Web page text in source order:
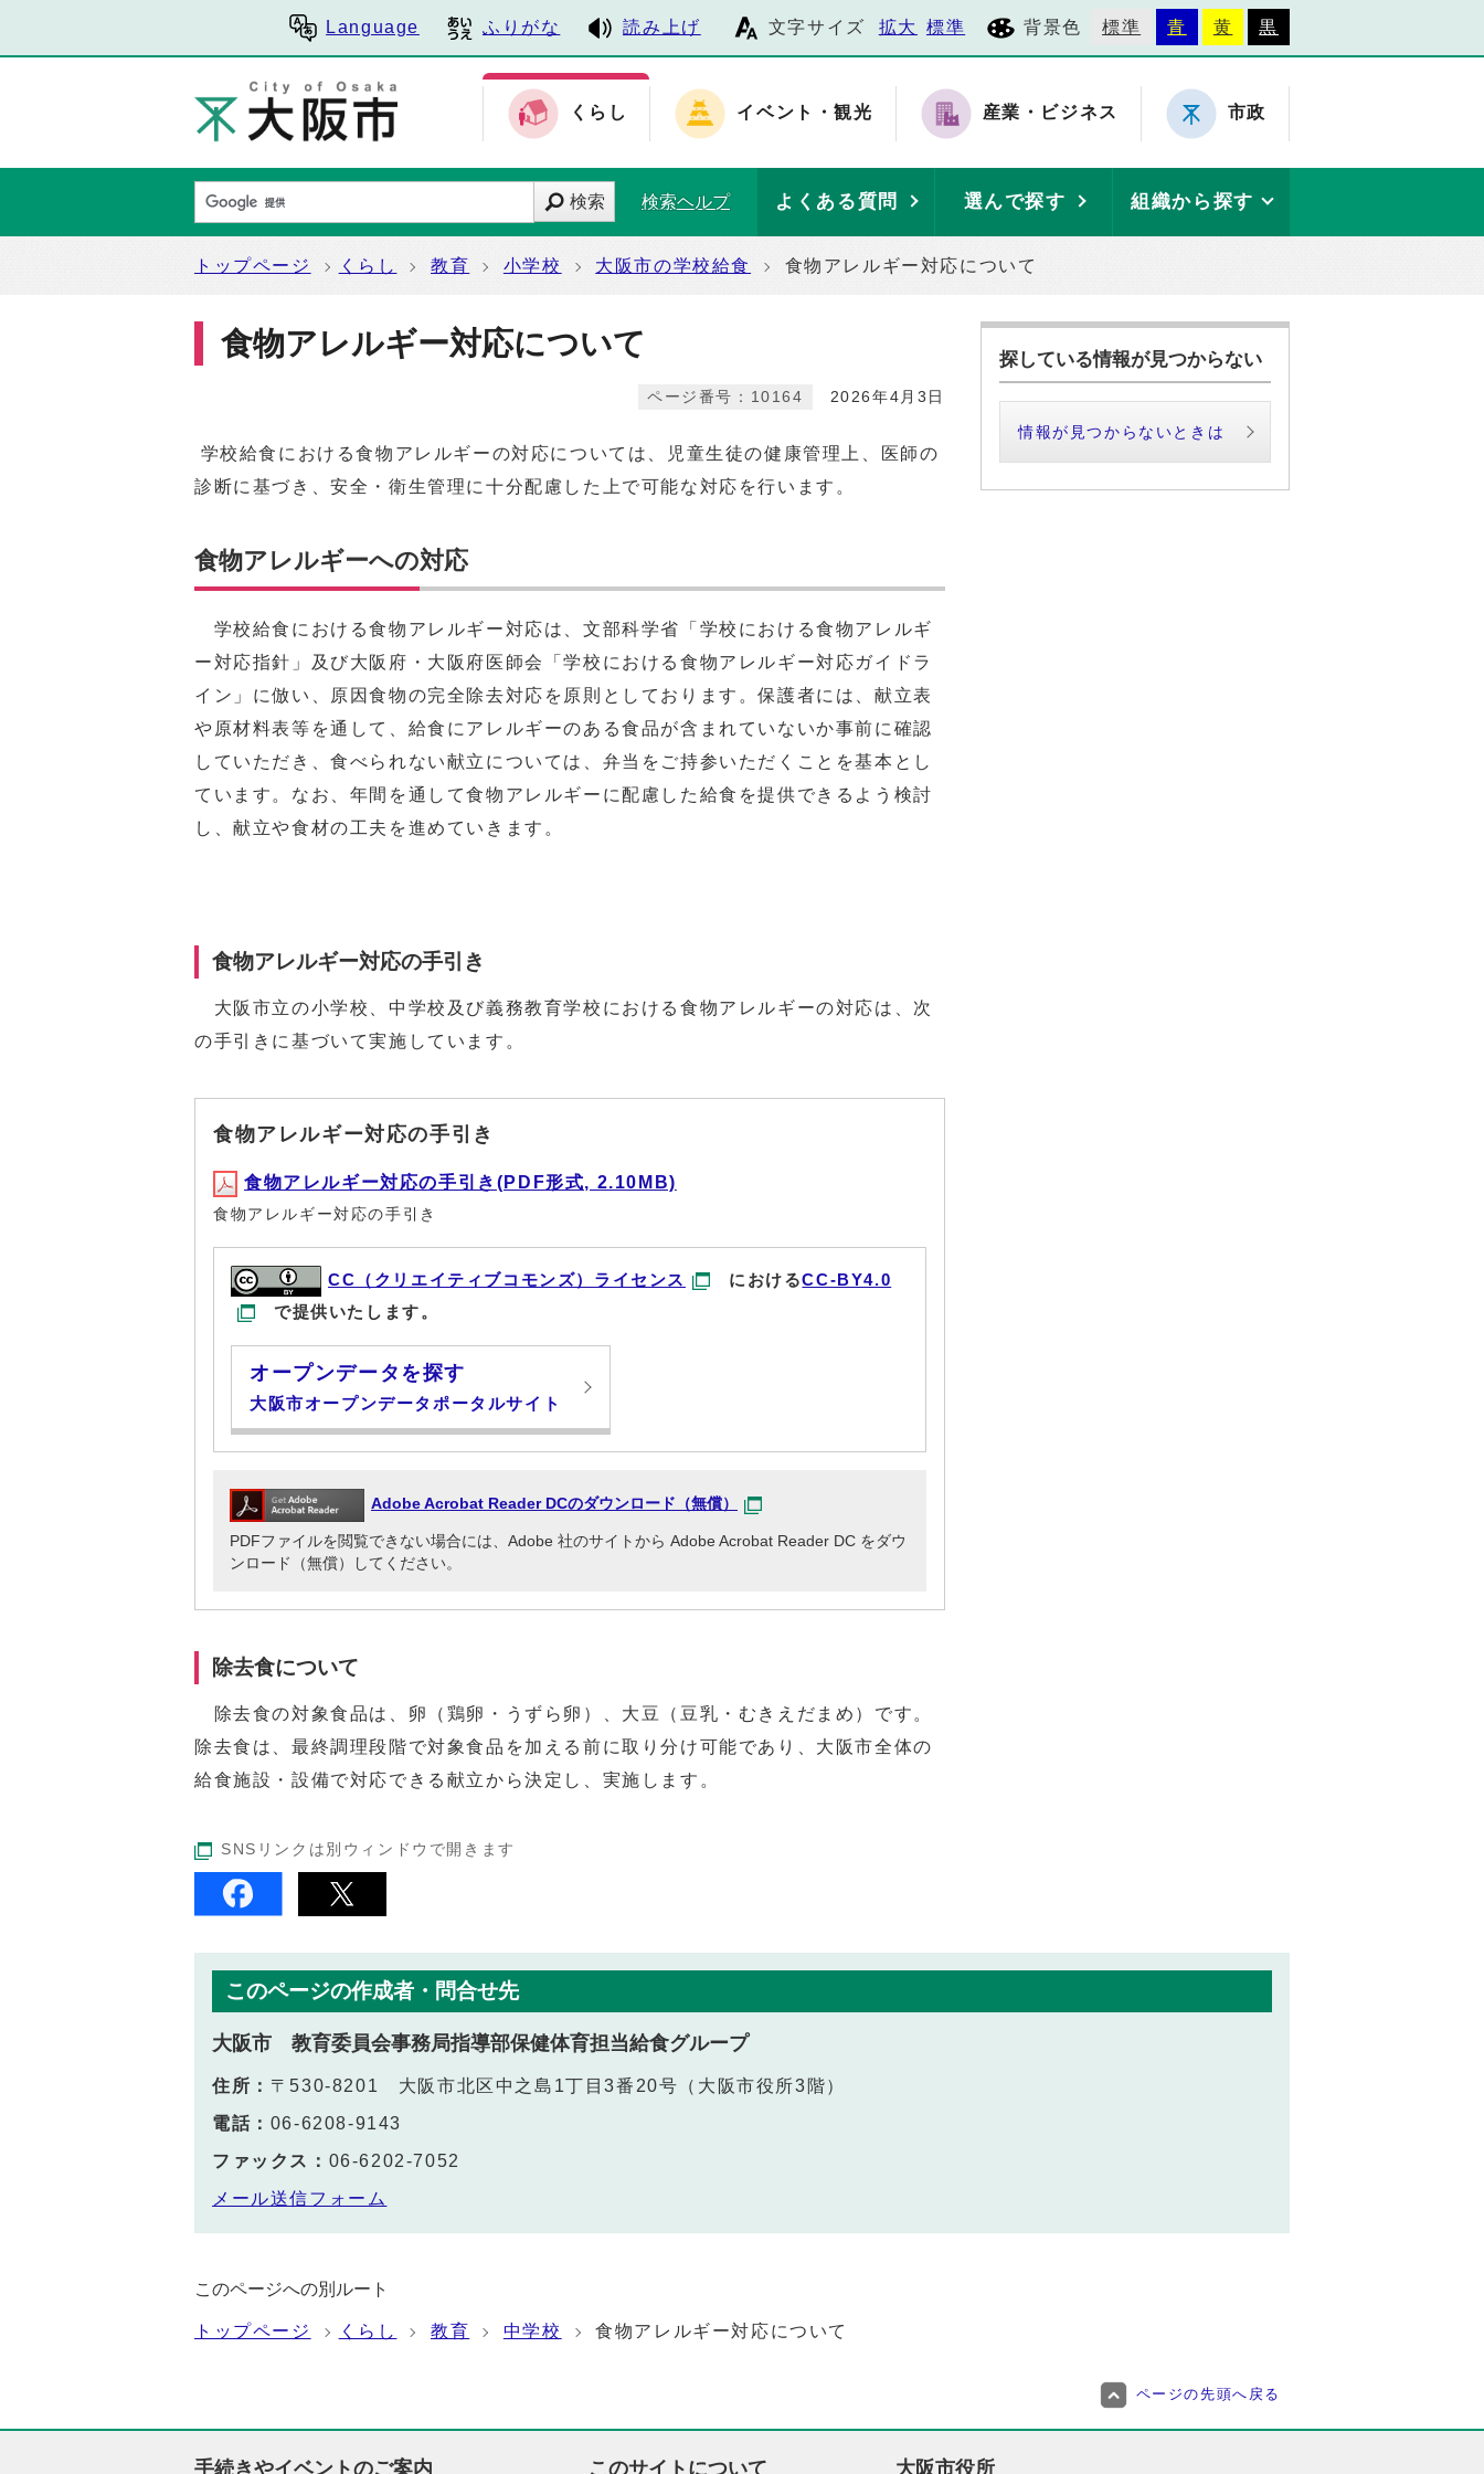
Language ふりがな 読み上げ 文字サイズ 拡大 標準 背景色 標準 青 黄 黒
くらし イベント・観光 産業・ビジネス 市政
検索 検索ヘルプ よくある質問 選んで探す 組織から探す
トップページ くらし 教育 小学校 大阪市の学校給食 食物アレルギー対応について
食物アレルギー対応について
2026年4月3日
ページ番号：10164
学校給食における食物アレルギーの対応については、児童生徒の健康管理上、医師の
診断に基づき、安全・衛生管理に十分配慮した上で可能な対応を行います。
食物アレルギーへの対応
学校給食における食物アレルギー対応は、文部科学省「学校における食物アレルギ
ー対応指針」及び大阪府・大阪府医師会「学校における食物アレルギー対応ガイドラ
イン」に倣い、原因食物の完全除去対応を原則としております。保護者には、献立表
や原材料表等を通して、給食にアレルギーのある食品が含まれていないか事前に確認
していただき、食べられない献立については、弁当をご持参いただくことを基本とし
ています。なお、年間を通して食物アレルギーに配慮した給食を提供できるよう検討
し、献立や食材の工夫を進めていきます。
食物アレルギー対応の手引き
大阪市立の小学校、中学校及び義務教育学校における食物アレルギーの対応は、次
の手引きに基づいて実施しています。
食物アレルギー対応の手引き
食物アレルギー対応の手引き(PDF形式, 2.10MB)
食物アレルギー対応の手引き
CC（クリエイティブコモンズ）ライセンス におけるCC-BY4.0
で提供いたします。
オープンデータを探す
大阪市オープンデータポータルサイト
Adobe Acrobat Reader DCのダウンロード（無償）
PDFファイルを閲覧できない場合には、Adobe 社のサイトから Adobe Acrobat Reader DC をダウ
ンロード（無償）してください。
除去食について
除去食の対象食品は、卵（鶏卵・うずら卵）、大豆（豆乳・むきえだまめ）です。
除去食は、最終調理段階で対象食品を加える前に取り分け可能であり、大阪市全体の
給食施設・設備で対応できる献立から決定し、実施します。
SNSリンクは別ウィンドウで開きます
探している情報が見つからない
情報が見つからないときは
このページの作成者・問合せ先
大阪市 教育委員会事務局指導部保健体育担当給食グループ
住所： 〒530-8201 大阪市北区中之島1丁目3番20号（大阪市役所3階）
電話： 06-6208-9143
ファックス： 06-6202-7052
メール送信フォーム
このページへの別ルート
トップページ くらし 教育 中学校 食物アレルギー対応について
ページの先頭へ戻る
手続きやイベントのご案内 このサイトについて 大阪市役所